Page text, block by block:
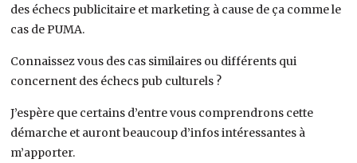
des échecs publicitaire et marketing à cause de ça comme le
cas de PUMA.
Connaissez vous des cas similaires ou différents qui
concernent des échecs pub culturels ?
J’espère que certains d’entre vous comprendrons cette
démarche et auront beaucoup d’infos intéressantes à
m’apporter.